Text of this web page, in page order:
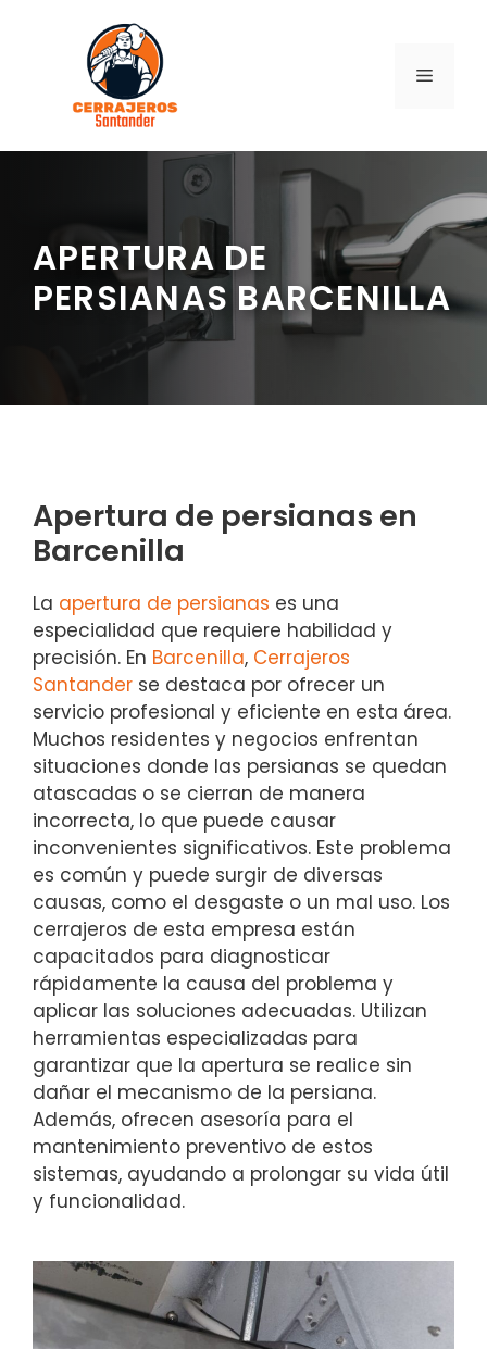
contenido
MENÚ
APERTURA DE
PERSIANAS BARCENILLA
Apertura de persianas en
Barcenilla
La apertura de persianas es una
especialidad que requiere habilidad y
precisión. En Barcenilla, Cerrajeros
Santander se destaca por ofrecer un
servicio profesional y eficiente en esta área.
Muchos residentes y negocios enfrentan
situaciones donde las persianas se quedan
atascadas o se cierran de manera
incorrecta, lo que puede causar
inconvenientes significativos. Este problema
es común y puede surgir de diversas
causas, como el desgaste o un mal uso. Los
cerrajeros de esta empresa están
capacitados para diagnosticar
rápidamente la causa del problema y
aplicar las soluciones adecuadas. Utilizan
herramientas especializadas para
garantizar que la apertura se realice sin
dañar el mecanismo de la persiana.
Además, ofrecen asesoría para el
mantenimiento preventivo de estos
sistemas, ayudando a prolongar su vida útil
y funcionalidad.